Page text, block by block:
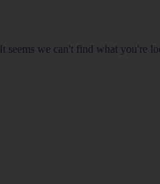
It seems we can't find what you're